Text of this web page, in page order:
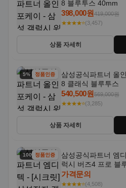
8 블루투스 40mm
398,000원419,000원
★★★★⭐(3,457)
상품 자세히
5% 할인정품인증
삼성공식파트너 올
8 클래식 블루투스
540,500원569,000원
★★★★⭐(3,285)
상품 자세히
100% 할인
정품인증
삼성공식파트너 엠
럭시 버즈4 프로 블
R640N
가격문의
★★★★⭐(4,508)